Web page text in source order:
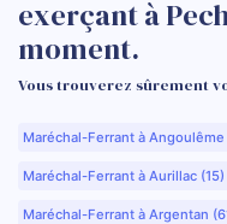
exerçant à
moment.
Vous trouverez sûrement
Maréchal-Ferrant à Angoulême
Maréchal-Ferrant à Aurillac (15)
Maréchal-Ferrant à Argentan